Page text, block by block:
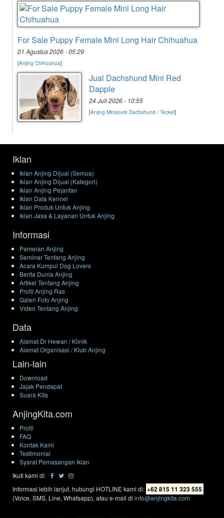
For Sale Puppy Female Mini Long Hair Chihuahua
01 Agustus 2026 - 05:29
[Anjing Chihuahua]
Jual Dachshund Mini Red
Dapple
24 Juli 2026 - 10:55
[Anjing Miniature Dachshund / Teckel]
Iklan
Iklan Anjing Dijual (Semua)
Iklan Anjing Dijual (Kategori)
Iklan Anjing Pejantan
Iklan Data Kennel
Iklan Produk Untuk Anjing
Iklan Jasa & Layanan Untuk Anjing
Informasi
Pameran Anjing
Seminar Tentang Anjing
Acara Kumpul Dog Lovers
Berita Dunia Anjing
Artikel Tentang Anjing
Profil Anjing Ras
Galeri Foto Anjing
Video Tentang Anjing
Data
Alamat Dr Hewan / Klinik
Alamat Organisasi / Klub Anjing
Lain-lain
Download
Jajak Pendapat
Suara Kita
AnjingKita.com
Profil
FAQ
Kontak Kami
Testimonial
Syarat Pemasangan Iklan
Ikuti kami di:
Informasi lebih lanjut, hubungi HOTLINE kami di: +62 815 11 323 555
(Voice, SMS, Line, Whatsapp), atau e-mail di info@anjingkita.com